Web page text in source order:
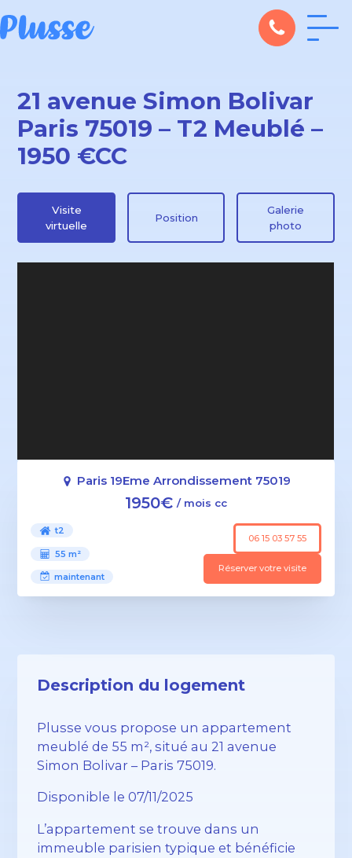
21 avenue Simon Bolivar
Paris 75019 – T2 Meublé –
1950 €CC
Visite
virtuelle
Position
Galerie
photo
Paris 19Eme Arrondissement 75019
1950€ / mois cc
t2
55 m²
maintenant
06 15 03 57 55
Réserver votre visite
Description du logement
Plusse vous propose un appartement
meublé de 55 m², situé au 21 avenue
Simon Bolivar – Paris 75019.
Disponible le 07/11/2025
L’appartement se trouve dans un
immeuble parisien typique et bénéficie